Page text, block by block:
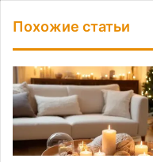
Похожие статьи